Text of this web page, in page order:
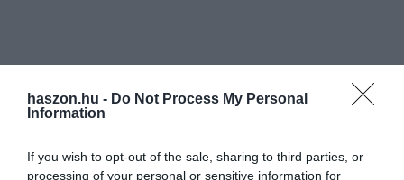
haszon.hu - Do Not Process My Personal
Information
If you wish to opt-out of the sale, sharing to third parties, or
processing of your personal or sensitive information for